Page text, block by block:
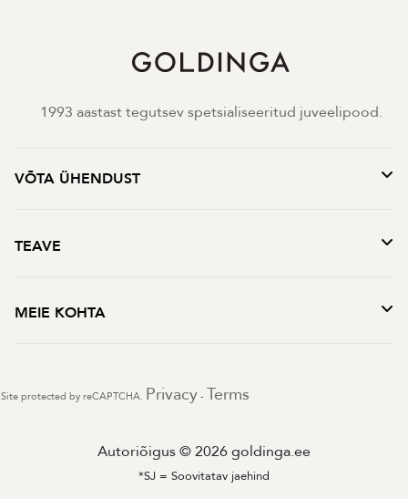
1993 aastast tegutsev spetsialiseeritud juveelipood.
VÕTA ÜHENDUST
TEAVE
MEIE KOHTA
Site protected by reCAPTCHA. Privacy - Terms
Autoriõigus © 2026 goldinga.ee
*SJ = Soovitatav jaehind